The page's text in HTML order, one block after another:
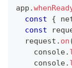
app .
const
{
const
  request
. on
console.
console.